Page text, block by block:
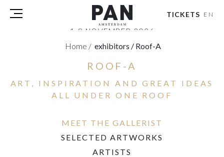
1-8 NOVEMBER 2026
RAI AMSTERDAM
TICKETS EN
VISITORS
EXHIBITORS
PRESS
TOURS & EVENTS
ABOUT
PARTNERS
Home / exhibitors / Roof-A
ROOF-A
ART, INSPIRATION AND GREAT IDEAS
ALL UNDER ONE ROOF
MEET THE GALLERIST
SELECTED ARTWORKS
ARTISTS